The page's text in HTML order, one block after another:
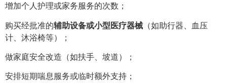
增加个人护理或家务服务的次数；
购买经批准的辅助设备或小型医疗器械 （如助行器、血压
计、沐浴椅等）；
做家庭安全改造（如扶手、坡道）；
安排短期喘息服务或临时额外支持；